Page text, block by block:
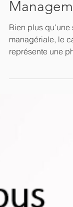
Bien plus qu'une